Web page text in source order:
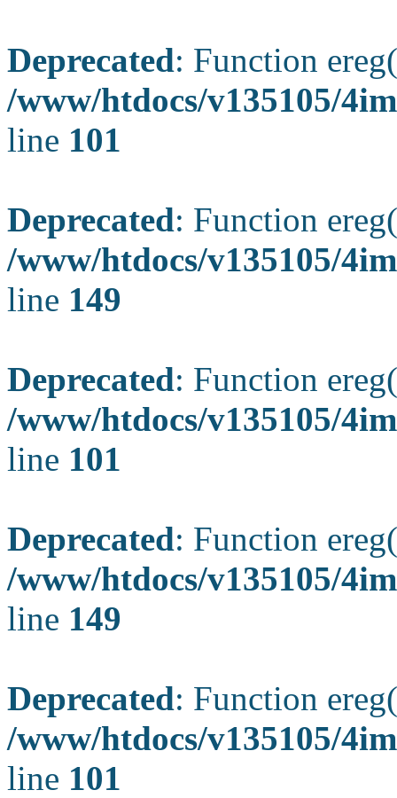
Deprecated: Function
/www/htdocs/v135105/
line 101
Deprecated: Function
/www/htdocs/v135105/
line 149
Deprecated: Function
/www/htdocs/v135105/
line 101
Deprecated: Function
/www/htdocs/v135105/
line 149
Deprecated: Function
/www/htdocs/v135105/
line 101